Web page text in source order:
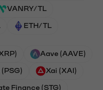
VANRY/TL
ETH/TL
Aave (AAVE)
(PSG) Xai (XAI)
Finance (STG)